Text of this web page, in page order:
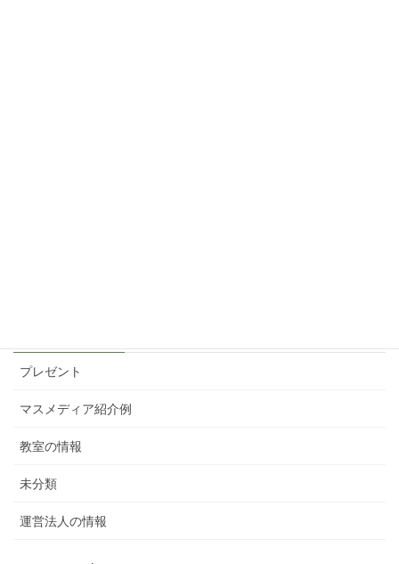
プレゼント
マスメディア紹介例
教室の情報
未分類
運営法人の情報